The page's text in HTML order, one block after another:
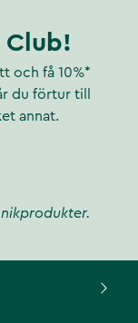
Club!
och få 10%*
du förtur till
annat.